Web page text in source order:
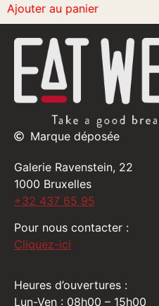
Ajouter au panier
Marque déposée
Galerie Ravenstein, 22
1000 Bruxelles
+32 437 65 95
Pour nous contacter :
Cliquez-ici
Heures d’ouvertures :
Lun-Ven : 08h00 – 15h00